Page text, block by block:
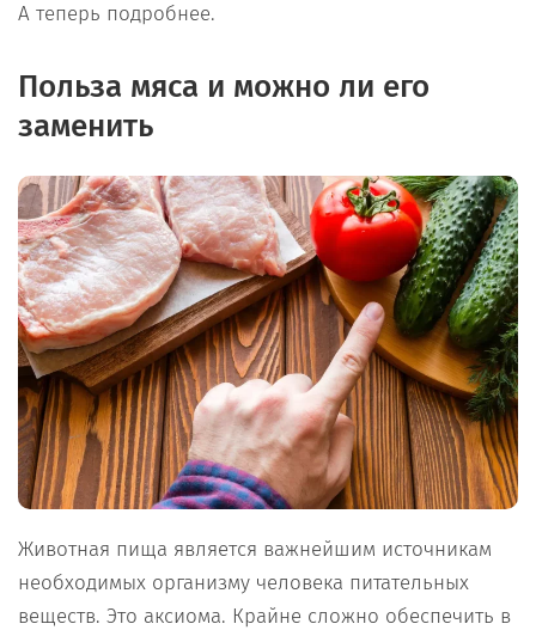
А теперь подробнее.
Польза мяса и можно ли его
заменить
Животная пища является важнейшим источникам
необходимых организму человека питательных
веществ. Это аксиома. Крайне сложно обеспечить в